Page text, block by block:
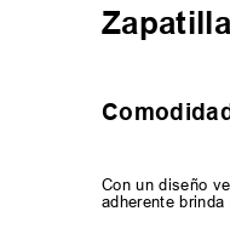
Con un diseño
adherente